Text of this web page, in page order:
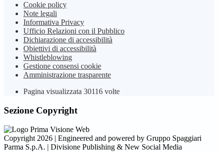
Cookie policy
Note legali
Informativa Privacy
Ufficio Relazioni con il Pubblico
Dichiarazione di accessibilità
Obiettivi di accessibilità
Whistleblowing
Gestione consensi cookie
Amministrazione trasparente
Pagina visualizzata 30116 volte
Sezione Copyright
Copyright 2026 | Engineered and powered by Gruppo Spaggiari
Parma S.p.A. | Divisione Publishing & New Social Media